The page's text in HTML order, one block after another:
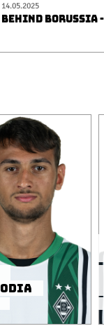
14.05.2025
BEHIND BORUSSIA